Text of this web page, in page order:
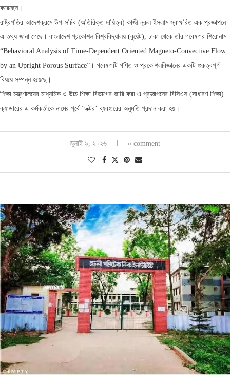
করেছেন।
রাষ্ট্রপতির আদেশক্রমে উপ-সচিব (অতিরিক্ত দায়িত্ব) কাজী নূরুল ইসলাম স্বাক্ষরিত এক প্রজ্ঞাপনে
এ তথ্য জানা গেছে। বাংলাদেশ প্রকৌশল বিশ্ববিদ্যালয় (বুয়েট), ঢাকা থেকে তাঁর গবেষণার শিরোনাম
“Behavioral Analysis of Time-Dependent Oriented Magneto-Convective Flow
by an Upright Porous Surface”। গবেষণাটি গণিত ও প্রকৌশলবিজ্ঞানের একটি গুরুত্বপূর্ণ
বিষয়ে সম্পন্ন হয়েছে।
শিক্ষা মন্ত্রণালয়ের মাধ্যমিক ও উচ্চ শিক্ষা বিভাগের জারি করা এ প্রজ্ঞাপনের বিসিএস (সাধারণ শিক্ষা)
ক্যাডারের এ কর্মকর্তাকে নামের পূর্বে ‘ডক্টর’ ব্যবহারের অনুমতি প্রদান করা হয়।
জুলাই ৯, ২০২৬ ০ comment